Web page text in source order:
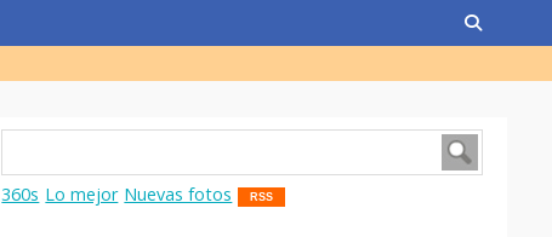
360s Lo mejor Nuevas fotos RSS